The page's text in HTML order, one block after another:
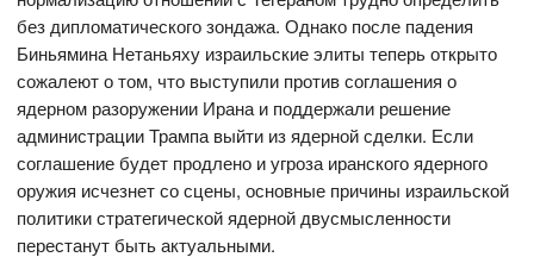
без дипломатического зондажа. Однако после падения
Биньямина Нетаньяху израильские элиты теперь открыто
сожалеют о том, что выступили против соглашения о
ядерном разоружении Ирана и поддержали решение
администрации Трампа выйти из ядерной сделки. Если
соглашение будет продлено и угроза иранского ядерного
оружия исчезнет со сцены, основные причины израильской
политики стратегической ядерной двусмысленности
перестанут быть актуальными.